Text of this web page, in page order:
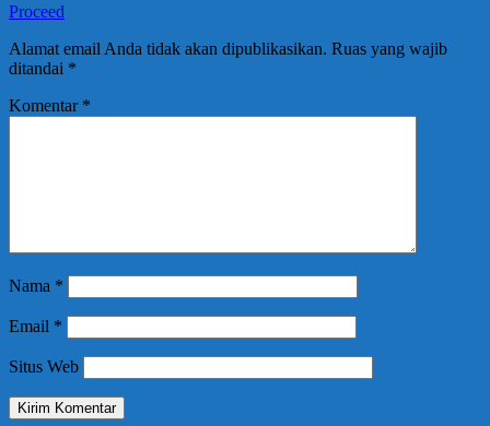
Proceed
Alamat email Anda tidak akan dipublikasikan. Ruas yang wajib
ditandai *
Komentar *
Nama *
Email *
Situs Web